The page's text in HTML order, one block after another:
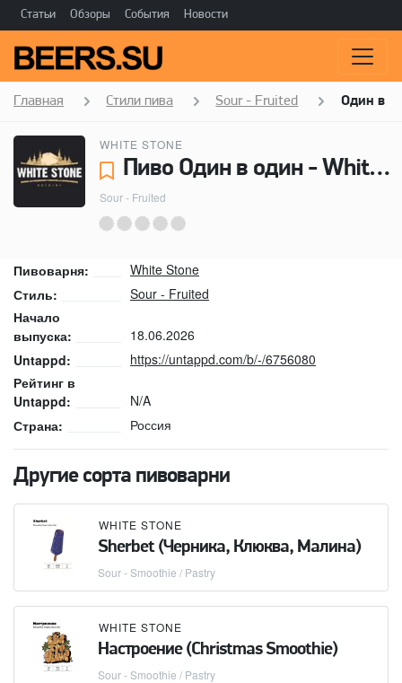
Статьи Обзоры События Новости
Главная Стили пива Sour - Fruited Один в
WHITE STONE
Пиво Один в один - White Stone
Sour - Fruited
Пивоварня:
White Stone
Стиль:
Sour - Fruited
Начало
выпуска:
18.06.2026
Untappd:
https://untappd.com/b/-/6756080
Рейтинг в
Untappd:
N/A
Страна:
Россия
Другие сорта пивоварни
WHITE STONE
Sherbet (Черника, Клюква, Малина)
Sour - Smoothie / Pastry
WHITE STONE
Настроение (Christmas Smoothie)
Sour - Smoothie / Pastry